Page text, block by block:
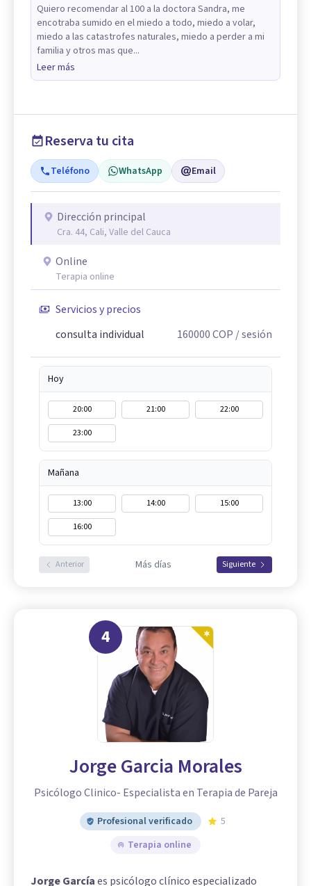
Quiero recomendar al 100 a la doctora Sandra, me
encotraba sumido en el miedo a todo, miedo a volar,
miedo a las catastrofes naturales, miedo a perder a mi
familia y otros mas que...
Leer más
Reserva tu cita
Teléfono WhatsApp Email
Dirección principal
Cra. 44, Cali, Valle del Cauca
Online
Terapia online
Servicios y precios
consulta individual
160000COP / sesión
Hoy
20:00 21:00
22:00
23:00
Mañana
13:00 14:00
15:00
16:00
Anterior Más días Siguiente
4
Jorge Garcia Morales
Psicólogo Clinico- Especialista en Terapia de Pareja
Profesional verificado
5
Terapia online
Jorge Garcíaes psicólogo clínico especializado